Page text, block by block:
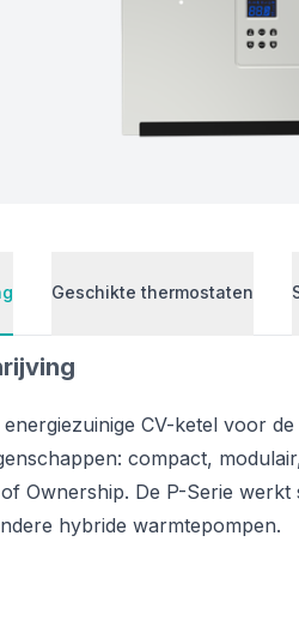
Geschikte thermostaten
energiezuinige CV-ketel voor
compact,
Ownership. De P-Serie
hybride warmtepompen.